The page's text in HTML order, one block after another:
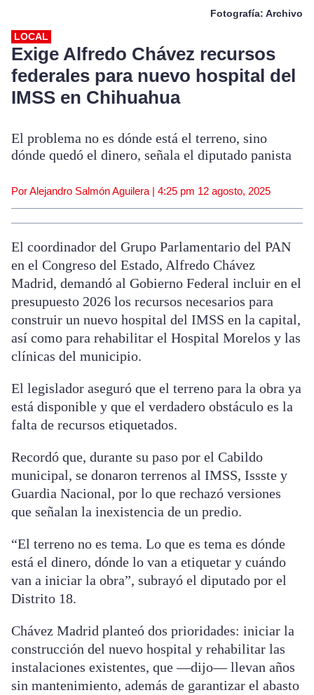
Fotografía: Archivo
LOCAL
Exige Alfredo Chávez recursos
federales para nuevo hospital del
IMSS en Chihuahua
El problema no es dónde está el terreno, sino
dónde quedó el dinero, señala el diputado panista
Por Alejandro Salmón Aguilera | 4:25 pm 12 agosto, 2025
El coordinador del Grupo Parlamentario del PAN
en el Congreso del Estado, Alfredo Chávez
Madrid, demandó al Gobierno Federal incluir en el
presupuesto 2026 los recursos necesarios para
construir un nuevo hospital del IMSS en la capital,
así como para rehabilitar el Hospital Morelos y las
clínicas del municipio.
El legislador aseguró que el terreno para la obra ya
está disponible y que el verdadero obstáculo es la
falta de recursos etiquetados.
Recordó que, durante su paso por el Cabildo
municipal, se donaron terrenos al IMSS, Issste y
Guardia Nacional, por lo que rechazó versiones
que señalan la inexistencia de un predio.
“El terreno no es tema. Lo que es tema es dónde
está el dinero, dónde lo van a etiquetar y cuándo
van a iniciar la obra”, subrayó el diputado por el
Distrito 18.
Chávez Madrid planteó dos prioridades: iniciar la
construcción del nuevo hospital y rehabilitar las
instalaciones existentes, que —dijo— llevan años
sin mantenimiento, además de garantizar el abasto